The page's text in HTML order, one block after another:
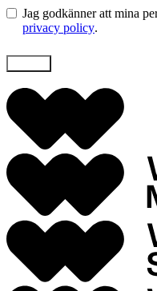
Jag godkänner att mina
privacy policy.